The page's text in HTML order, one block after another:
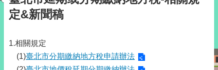
定&新聞稿
1.相關規定
(1)臺北市分期繳納地方稅申請辦法